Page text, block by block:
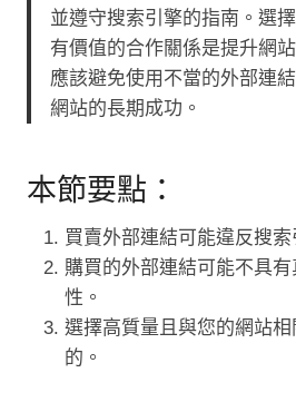
並遵守搜索引擎的指南。選
有價值的合作關係是提升網
應該避免使用不當的外部連
網站的長期成功。
本節要點：
買賣外部連結可能違反搜索
購買的外部連結可能不具
性。
選擇高質量且與您的網站
的。